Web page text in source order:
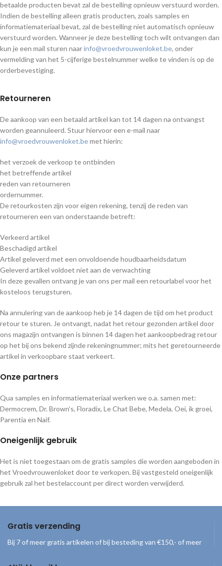
betaalde producten bevat zal de bestelling opnieuw verstuurd worden.
Indien de bestelling alleen gratis producten, zoals samples en
informatiemateriaal bevat, zal de bestelling niet automatisch opnieuw
verstuurd worden. Wanneer je deze bestelling toch wilt ontvangen dan
kun je een mail sturen naarinfo@vroedvrouwenloket.be, onder
vermelding van het 5-cijferige bestelnummer welke te vinden is op de
orderbevestiging.
Retourneren
De aankoop van een betaald artikel kan tot 14 dagen na ontvangst
worden geannuleerd. Stuur hiervoor een e-mail naar
info@vroedvrouwenloket.bemet hierin:
het verzoek de verkoop te ontbinden
het betreffende artikel
reden van retourneren
ordernummer.
De retourkosten zijn voor eigen rekening, tenzij de reden van
retourneren een van onderstaande betreft:
Verkeerd artikel
Beschadigd artikel
Artikel geleverd met een onvoldoende houdbaarheidsdatum
Geleverd artikel voldoet niet aan de verwachting
In deze gevallen ontvang je van ons per mail een retourlabel voor het
kosteloos terugsturen.
Na annulering van de aankoop heb je 14 dagen de tijd om het product
retour te sturen. Je ontvangt, nadat het retour gezonden artikel door
ons magazijn ontvangen is binnen 14 dagen het aankoopbedrag retour
op het bij ons bekend zijnde rekeningnummer; mits het geretourneerde
artikel in verkoopbare staat verkeert.
Onze partners
Qua samples en informatiemateriaal werken we o.a. samen met:
Dermocrem, Dr. Brown’s, Floradix, Le Chat Bebe, Medela, Oei, ik groei,
Parentia en Naif.
Oneigenlijk gebruik
Het is niet toegestaan om de gratis samples die worden aangeboden in
het Vroedvrouwenloket door te verkopen. Bij vastgesteld oneigenlijk
gebruik zal het bestelaccount per direct worden verwijderd.
Gratis verzending
Bij 7 of meer gratis artikelen of bij besteding van €150,- of meer